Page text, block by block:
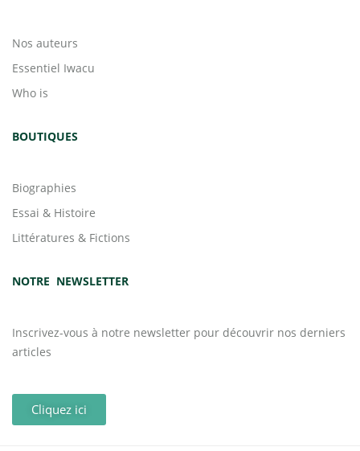
Nos auteurs
Essentiel Iwacu
Who is
BOUTIQUES
Biographies
Essai & Histoire
Littératures & Fictions
NOTRE NEWSLETTER
Inscrivez-vous à notre newsletter pour découvrir nos derniers
articles
Cliquez ici